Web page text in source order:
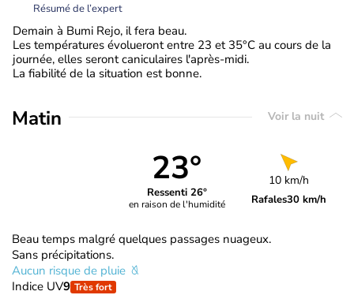
Résumé de l’expert
Demain à Bumi Rejo, il fera beau.
Les températures évolueront entre 23 et 35°C au cours de la
journée, elles seront caniculaires l'après-midi.
La fiabilité de la situation est bonne.
Matin Voir la nuit
23°
Ressenti 26°
en raison de l'humidité
10 km/h
Rafales30 km/h
Beau temps malgré quelques passages nuageux.
Sans précipitations.
Aucun risque de pluie
Indice UV9 Très fort